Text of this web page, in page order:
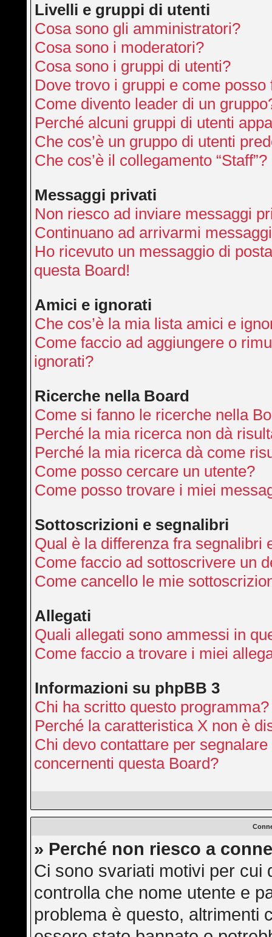
Livelli e gruppi di utenti
Cosa sono gli amministratori?
Cosa sono i moderatori?
Cosa sono i gruppi di utenti?
Dove trovo i gruppi e come
Come divento leader di un
Perché alcuni gruppi di utenti
Che cos’è un gruppo di utenti
Che cos’è il collegamento “Staff”?
Messaggi privati
Non riesco ad inviare messaggi
Continuano ad arrivarmi
Ho ricevuto un messaggio di
questa Board!
Amici e ignorati
Che cos’è la mia lista amici e
Come faccio ad aggiungere o
ignorati?
Ricerche nella Board
Come si fanno le ricerche nella
Perché la mia ricerca non dà
Perché la mia ricerca dà come
Come posso cercare un utente?
Come posso trovare i miei
Sottoscrizioni e segnalibri
Qual è la differenza fra segnalibri
Come faccio ad sottoscrivere un
Come cancello le mie
Allegati
Quali allegati sono ammessi in
Come faccio a trovare i miei
Informazioni su phpBB 3
Chi ha scritto questo programma?
Perché la caratteristica X non è
Chi devo contattare per
concernenti questa Board?
» Perché non riesco a
Ci sono svariati motivi per
controlla che nome utente e
problema è questo, altrimenti